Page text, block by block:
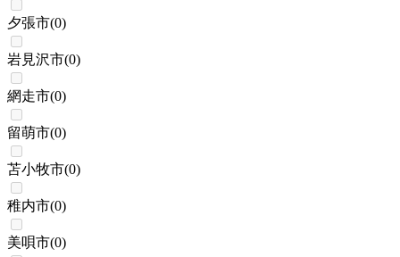
夕張市(0)
岩見沢市(0)
網走市(0)
留萌市(0)
苫小牧市(0)
稚内市(0)
美唄市(0)